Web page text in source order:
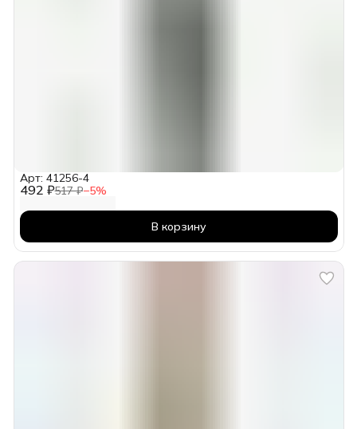
492 ₽517 ₽−5%
Арт: 41256-4
В корзину